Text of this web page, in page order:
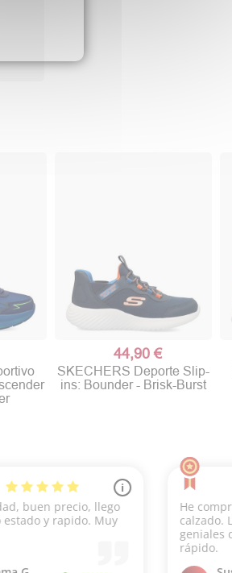
44,90 €
SKECHERS Deporte Slip-
ins: Bounder - Brisk-Burst